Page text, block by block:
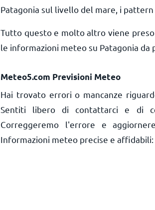
Patagonia sul livello del mare, i
Tutto questo e molto altro viene
le informazioni meteo su Patagonia da
Meteo5.com Previsioni Meteo
Hai trovato errori o mancanze
Sentiti libero di contattarci e di
Correggeremo l'errore e
Informazioni meteo precise e